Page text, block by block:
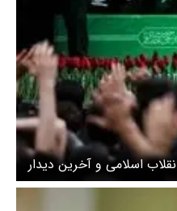
اسلامی و آخرین دیدار